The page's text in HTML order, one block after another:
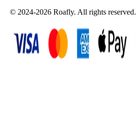
© 2024-2026 Roafly. All rights reserved.